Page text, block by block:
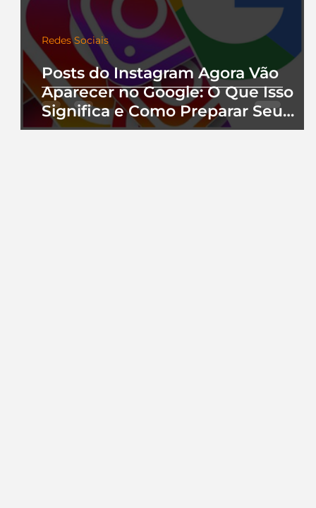
Posts do Instagram Agora Vão
Aparecer no Google: O Que Isso
Significa e Como Preparar Seu
Perfil
Redes Sociais